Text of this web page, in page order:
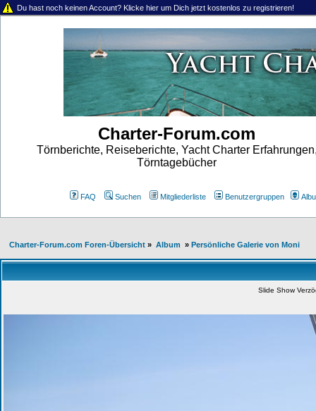
Du hast noch keinen Account? Klicke hier um Dich jetzt kostenlos zu registrieren!
Charter-Forum.com
Törnberichte, Reiseberichte, Yacht Charter
Törntagebücher
FAQ Suchen Mitgliederliste Benutzergruppen
Charter-Forum.com Foren-Übersicht » Album » Persönliche Galerie von Moni
Slide Show